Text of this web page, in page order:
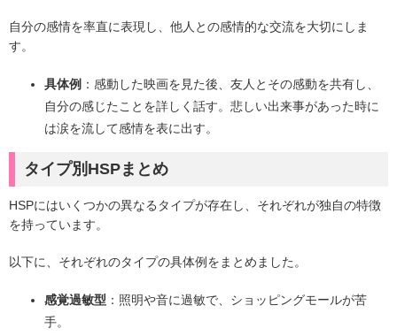
自分の感情を率直に表現し、他人との感情的な交流を大切にしま
す。
具体例 ：感動した映画を見た後、友人とその感動を共有し、
自分の感じたことを詳しく話す。悲しい出来事があった時に
は涙を流して感情を表に出す。
タイプ別HSPまとめ
HSPにはいくつかの異なるタイプが存在し、それぞれが独自の特徴
を持っています。
以下に、それぞれのタイプの具体例をまとめました。
感覚過敏型 ：照明や音に過敏で、ショッピングモールが苦
手。